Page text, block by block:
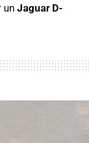
unJaguar D-